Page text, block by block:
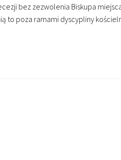
bez zezwolenia Biskupa
to poza ramami dyscypliny